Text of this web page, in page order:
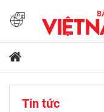
Tin tức